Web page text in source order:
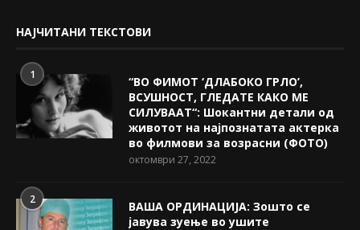
НАЈЧИТАНИ ТЕКСТОВИ
1
“ВО ФИМОТ ‘ДЛАБОКО ГРЛО’,
ВСУШНОСТ, ГЛЕДАТЕ КАКО МЕ
СИЛУВААТ“: Шокантни детали од
животот на најпознатата актерка
во филмови за возрасни (ФОТО)
октомври 27, 2022
2
ВАША ОРДИНАЦИЈА: Зошто се
јавува зуење во ушите